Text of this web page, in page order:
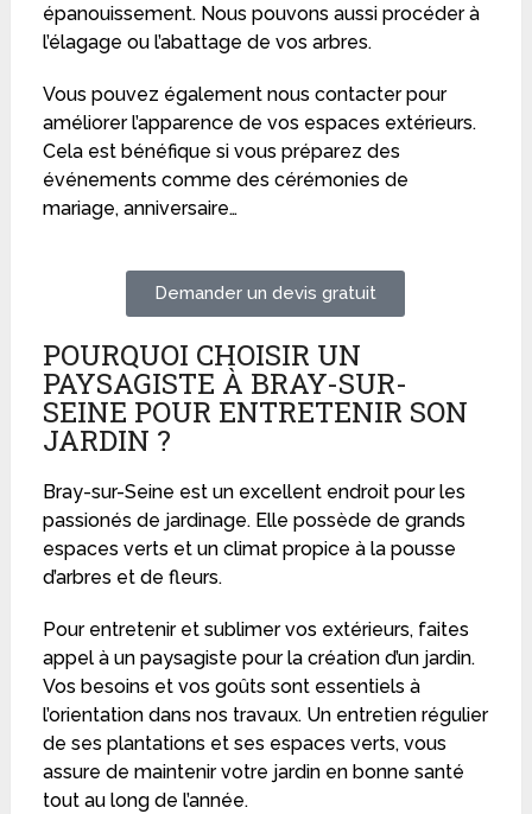
épanouissement. Nous pouvons aussi procéder à
l’élagage ou l’abattage de vos arbres.
Vous pouvez également nous contacter pour
améliorer l’apparence de vos espaces extérieurs.
Cela est bénéfique si vous préparez des
événements comme des cérémonies de
mariage, anniversaire…
Demander un devis gratuit
POURQUOI CHOISIR UN
PAYSAGISTE À BRAY-SUR-
SEINE POUR ENTRETENIR SON
JARDIN ?
Bray-sur-Seine est un excellent endroit pour les
passionés de jardinage. Elle possède de grands
espaces verts et un climat propice à la pousse
d’arbres et de fleurs.
Pour entretenir et sublimer vos extérieurs, faites
appel à un paysagiste pour la création d’un jardin.
Vos besoins et vos goûts sont essentiels à
l’orientation dans nos travaux. Un entretien régulier
de ses plantations et ses espaces verts, vous
assure de maintenir votre jardin en bonne santé
tout au long de l’année.